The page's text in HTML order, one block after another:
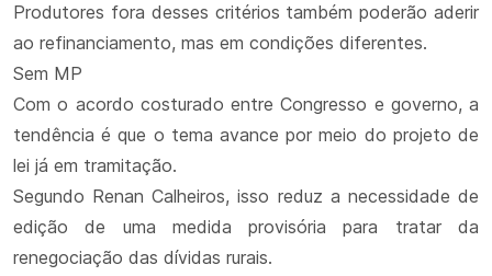
Produtores fora desses critérios também poderão aderir
ao refinanciamento, mas em condições diferentes.
Sem MP
Com o acordo costurado entre Congresso e governo, a
tendência é que o tema avance por meio do projeto de
lei já em tramitação.
Segundo Renan Calheiros, isso reduz a necessidade de
edição de uma medida provisória para tratar da
renegociação das dívidas rurais.